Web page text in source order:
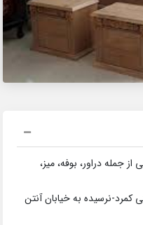
جمله دراور، بوفه، میز،
صنعتی کمرد-نرسیده به خیابان آنتن